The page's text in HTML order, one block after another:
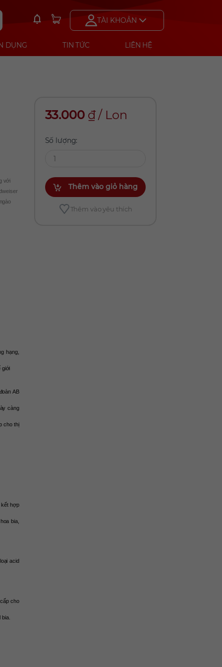
TÀI KHOẢN
DỤNG TIN TỨC LIÊN HỆ
với
hạng,
giới
AB
càng
cho thị
kết hợp
bia,
acid
cho
33.000₫ / Lon
Số lượng:
Thêm vào giỏ hàng
Thêm vào yêu thích